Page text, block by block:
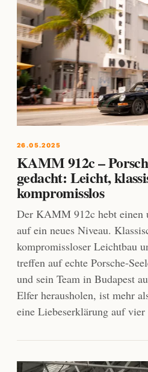
26.05.2025
KAMM 912c –
gedacht: Leicht,
kompromisslos
Der KAMM 912c hebt einen
auf ein neues Niveau.
kompromissloser Leichtbau
treffen auf echte Porsche-
und sein Team in Budapest
Elfer herausholen, ist mehr
eine Liebeserklärung auf vier